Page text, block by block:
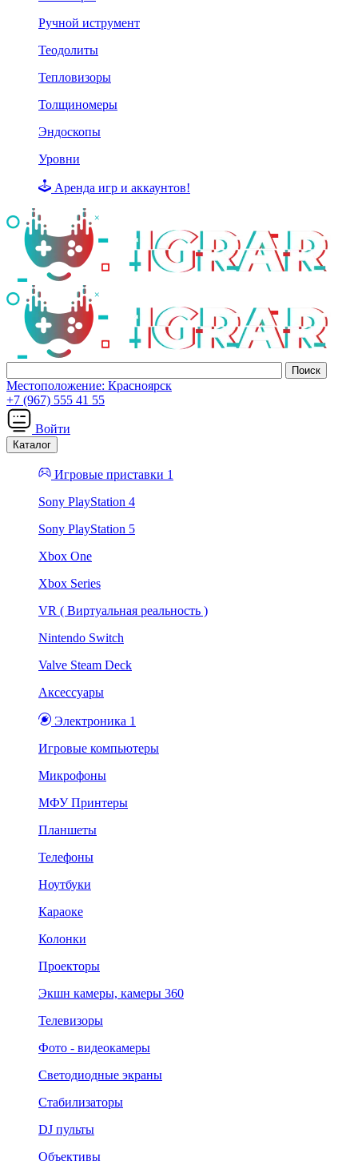
Ручной иструмент
Теодолиты
Тепловизоры
Толщиномеры
Эндоскопы
Уровни
Аренда игр и аккаунтов!
Местоположение: Красноярск
+7 (967) 555 41 55
Войти
Каталог
Игровые приставки 1
Sony PlayStation 4
Sony PlayStation 5
Xbox One
Xbox Series
VR ( Виртуальная реальность )
Nintendo Switch
Valve Steam Deck
Аксессуары
Электроника 1
Игровые компьютеры
Микрофоны
МФУ Принтеры
Планшеты
Телефоны
Ноутбуки
Караоке
Колонки
Проекторы
Экшн камеры, камеры 360
Телевизоры
Фото - видеокамеры
Светодиодные экраны
Стабилизаторы
DJ пульты
Объективы